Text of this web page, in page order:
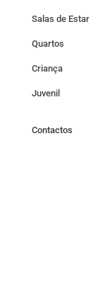
Salas de Estar
Quartos
Criança
Juvenil
Contactos